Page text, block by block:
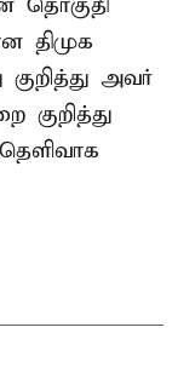
திமுக
குறித்து அவர்
குறித்து